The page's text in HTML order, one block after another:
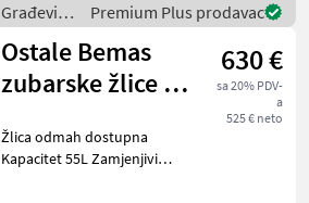
Građevinski
strojevi /
Sonstige
Premium Plus prodavac
Ostale Bemas
zubarske žlice 60
630 €
sa 20% PDV-
a
525 € neto
Žlica odmah dostupna
Kapacitet 55L Zamjenjivi